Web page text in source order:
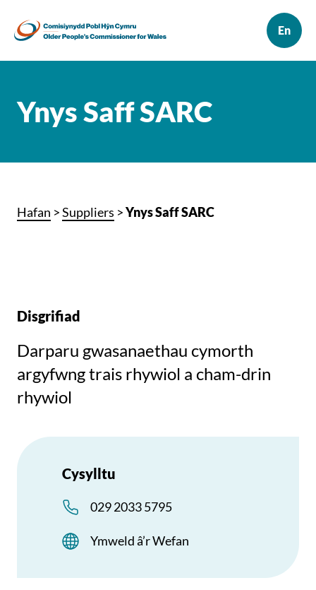
Ynys Saff SARC
Hafan >Suppliers >Ynys Saff SARC
Disgrifiad
Darparu gwasanaethau cymorth
argyfwng trais rhywiol a cham-drin
rhywiol
Cysylltu
029 2033 5795
Ymweld â’r Wefan